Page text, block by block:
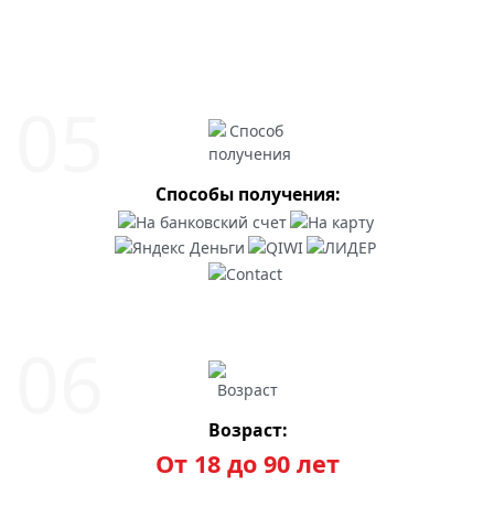
Способы получения:
Возраст:
От 18 до 90 лет